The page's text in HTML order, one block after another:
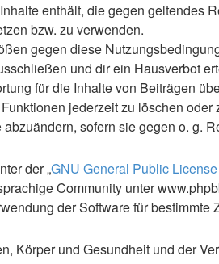
enthält, die gegen
bzw. zu verwenden.
gegen diese
und dir ein Hausverbot
für die Inhalte von Beiträgen
jederzeit zu löschen oder
sofern sie gegen o.
der „GNU General Public
Community unter
der Software für
Körper und Gesundheit und der